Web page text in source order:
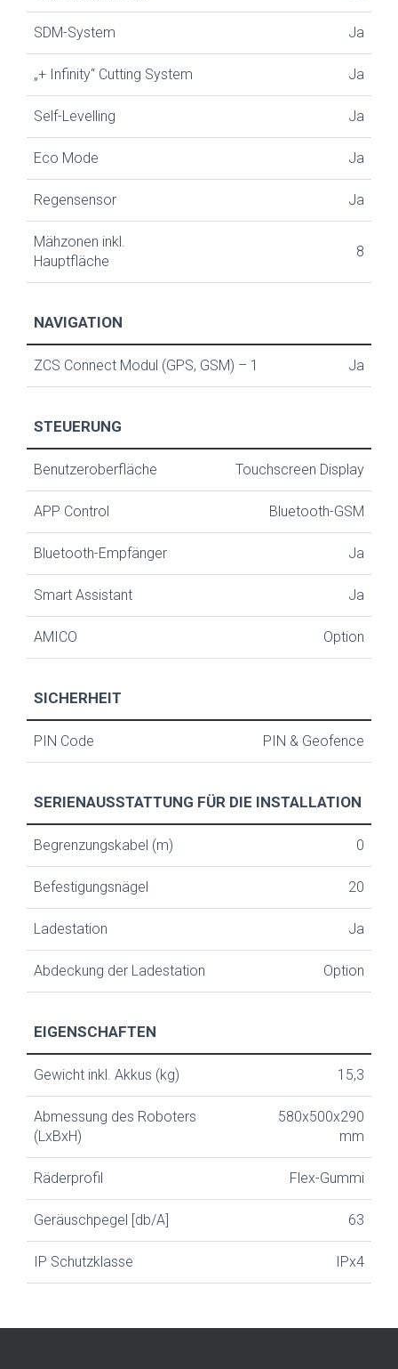
SDM-System Ja
„+ Infinity“ Cutting System Ja
Self-Levelling Ja
Eco Mode Ja
Regensensor Ja
Mähzonen inkl.
Hauptfläche
8
NAVIGATION
ZCS Connect Modul (GPS, GSM) – 1 Ja
STEUERUNG
Benutzeroberfläche Touchscreen Display
APP Control Bluetooth-GSM
Bluetooth-Empfänger Ja
Smart Assistant Ja
AMICO Option
SICHERHEIT
PIN Code PIN & Geofence
SERIENAUSSTATTUNG FÜR DIE INSTALLATION
Begrenzungskabel (m) 0
Befestigungsnägel 20
Ladestation Ja
Abdeckung der Ladestation Option
EIGENSCHAFTEN
Gewicht inkl. Akkus (kg) 15,3
Abmessung des Roboters
(LxBxH)
580x500x290
mm
Räderprofil Flex-Gummi
Geräuschpegel [db/A] 63
IP Schutzklasse IPx4